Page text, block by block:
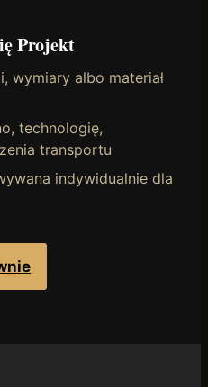
Projekt
wymiary albo materiał
technologię,
transportu
indywidualnie dla